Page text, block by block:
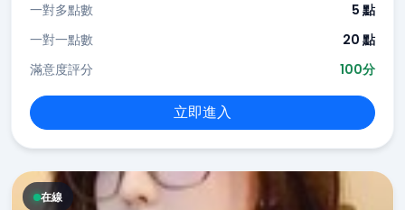
一對多點數
5 點
一對一點數
20 點
滿意度評分
100分
立即進入
在線